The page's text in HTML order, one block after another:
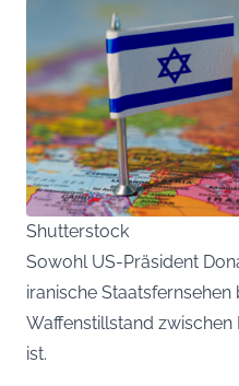
Shutterstock
Sowohl US-Präsident
iranische
Waffenstillstand
ist.